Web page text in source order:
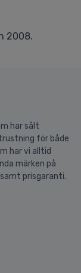
2008.
har sålt
för både
har vi alltid
märken på
prisgaranti.